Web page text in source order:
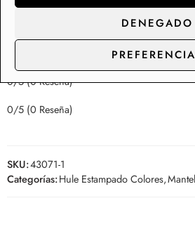
DENEGADO
Somos fabricantes de rollos de
contacte con nosotros para
distribución.
0/5(0 Reseña)
0/5 (0 Reseña)
SKU:43071-1
Categorías:Hule Estampado Colores,